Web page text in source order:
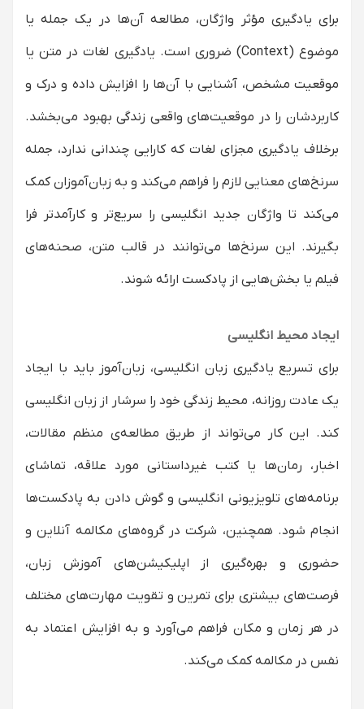
برای یادگیری مؤثر واژگان، مطالعه آن‌ها در یک جمله یا
موضوع (Context) ضروری است. یادگیری لغات در متن یا
موقعیت مشخص، آشنایی با آن‌ها را افزایش داده و درک و
کاربردشان را در موقعیت‌های واقعی زندگی بهبود می‌بخشد.
برخلاف یادگیری مجزای لغات که کارایی چندانی ندارد، جمله
سرنخ‌های معنایی لازم را فراهم می‌کند و به زبان‌آموزان کمک
می‌کند تا واژگان جدید انگلیسی را سریع‌تر و کارآمدتر فرا
بگیرند. این سرنخ‌ها می‌توانند در قالب متن، صحنه‌های
فیلم یا بخش‌هایی از پادکست ارائه شوند.
ایجاد محیط انگلیسی
برای تسریع یادگیری زبان انگلیسی، زبان‌آموز باید با ایجاد
یک عادت روزانه، محیط زندگی خود را سرشار از زبان انگلیسی
کند. این کار می‌تواند از طریق مطالعه‌ی منظم مقالات،
اخبار، رمان‌ها یا کتب غیرداستانی مورد علاقه، تماشای
برنامه‌های تلویزیونی انگلیسی و گوش دادن به پادکست‌ها
انجام شود. همچنین، شرکت در گروه‌های مکالمه آنلاین و
حضوری و بهره‌گیری از اپلیکیشن‌های آموزش زبان،
فرصت‌های بیشتری برای تمرین و تقویت مهارت‌های مختلف
در هر زمان و مکان فراهم می‌آورد و به افزایش اعتماد به
نفس در مکالمه کمک می‌کند.